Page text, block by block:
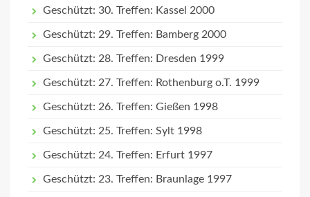
Geschützt: 30. Treffen: Kassel 2000
Geschützt: 29. Treffen: Bamberg 2000
Geschützt: 28. Treffen: Dresden 1999
Geschützt: 27. Treffen: Rothenburg o.T. 1999
Geschützt: 26. Treffen: Gießen 1998
Geschützt: 25. Treffen: Sylt 1998
Geschützt: 24. Treffen: Erfurt 1997
Geschützt: 23. Treffen: Braunlage 1997